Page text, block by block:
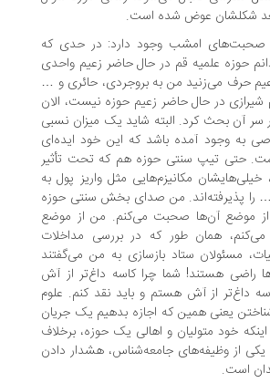
عوض شده است.
امشب وجود دارد: در حدی که
علمیه قم در حال حاضر زعیم واحدی
می‌زنید من به بروجردی، حائری و …
در حال حاضر زعیم حوزه نیست، الان
بحث کرد. البته شاید یک میزان نسبی
آمده باشد که این خود ایده‌ای
تیپ سنتی حوزه هم که تحت تأثیر
مکانیزم‌هایی مثل واریز پول به
من صدای بخش سنتی حوزه
آن‌ها صحبت می‌کنم. من از موضع
همان طور که در بررسی مداخلات
ستاد بازسازی به من می‌گفتند
هستند! شما چرا کاسه داغ‌تر از آش
از آش هستم و باید نقد کنم. علوم
همین که اجازه بدهیم یک جریان
متولیان و اهالی یک حوزه، برخلاف
وظیفه‌های جامعه‌شناس، هشدار دادن